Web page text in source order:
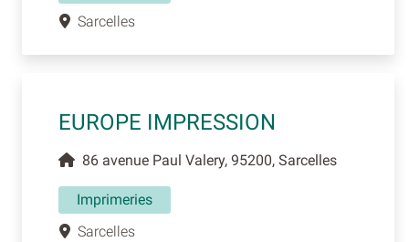
Sarcelles
EUROPE IMPRESSION
86 avenue Paul Valery, 95200, Sarcelles
Imprimeries
Sarcelles